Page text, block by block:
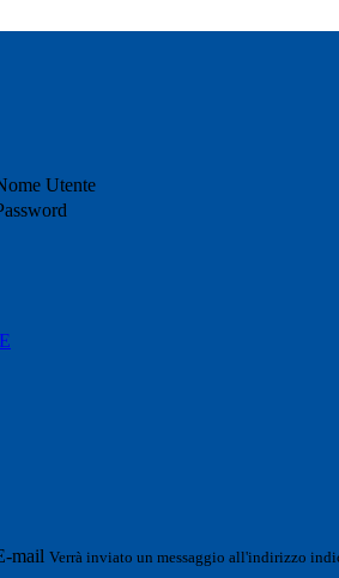
Utente
mail Verrà inviato un messaggio all'indirizzo